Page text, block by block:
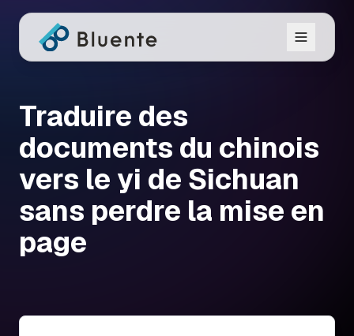
Traduire des
documents du chinois
vers le yi de Sichuan
sans perdre la mise en
page